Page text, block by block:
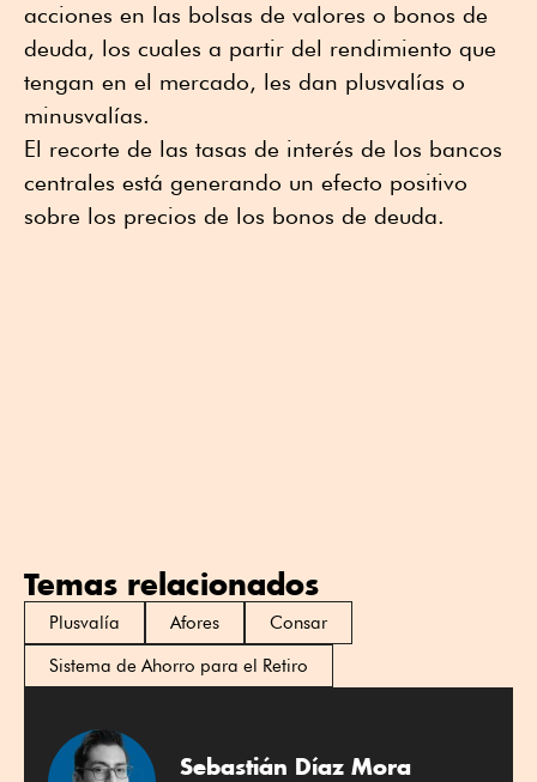
acciones en las bolsas de valores o bonos de
deuda, los cuales a partir del rendimiento que
tengan en el mercado, les dan plusvalías o
minusvalías.
El recorte de las tasas de interés de los bancos
centrales está generando un efecto positivo
sobre los precios de los bonos de deuda.
Temas relacionados
Plusvalía Afores
Consar
Sistema de Ahorro para el Retiro
Sebastián Díaz Mora